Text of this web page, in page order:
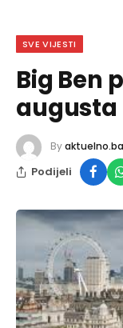
SVE VIJESTI
Big Ben
augusta
Byaktuelno.ba
Podijeli